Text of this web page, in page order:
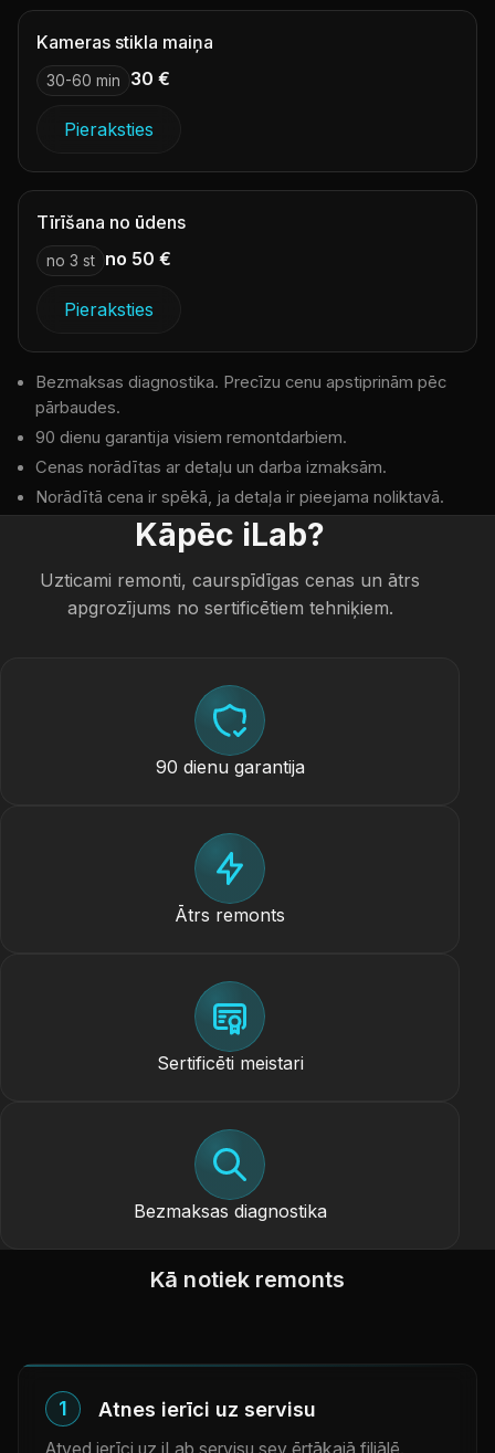
Kameras stikla maiņa
30-60 min 30 €
Pieraksties
Tīrīšana no ūdens
no 3 st no 50 €
Pieraksties
Bezmaksas diagnostika. Precīzu cenu apstiprinām pēc
pārbaudes.
90 dienu garantija visiem remontdarbiem.
Cenas norādītas ar detaļu un darba izmaksām.
Norādītā cena ir spēkā, ja detaļa ir pieejama noliktavā.
Kāpēc iLab?
Uzticami remonti, caurspīdīgas cenas un ātrs
apgrozījums no sertificētiem tehniķiem.
90 dienu garantija
Ātrs remonts
Sertificēti meistari
Bezmaksas diagnostika
Kā notiek remonts
1 Atnes ierīci uz servisu